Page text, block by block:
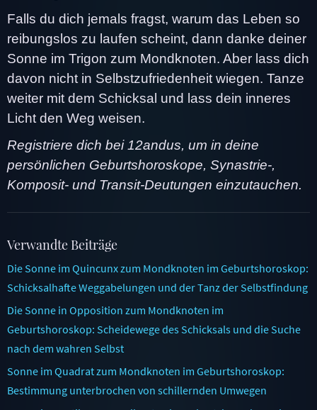
Falls du dich jemals fragst, warum das Leben so
reibungslos zu laufen scheint, dann danke deiner
Sonne im Trigon zum Mondknoten. Aber lass dich
davon nicht in Selbstzufriedenheit wiegen. Tanze
weiter mit dem Schicksal und lass dein inneres
Licht den Weg weisen.
Registriere dich bei 12andus, um in deine
persönlichen Geburtshoroskope, Synastrie-,
Komposit- und Transit-Deutungen einzutauchen.
Verwandte Beiträge
Die Sonne im Quincunx zum Mondknoten im Geburtshoroskop:
Schicksalhafte Weggabelungen und der Tanz der Selbstfindung
Die Sonne in Opposition zum Mondknoten im
Geburtshoroskop: Scheidewege des Schicksals und die Suche
nach dem wahren Selbst
Sonne im Quadrat zum Mondknoten im Geburtshoroskop:
Bestimmung unterbrochen von schillernden Umwegen